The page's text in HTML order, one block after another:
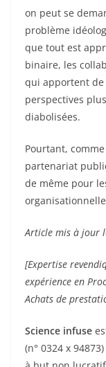
on peut se
problème
que tout est
binaire, les
qui apportent
perspectives
diabolisées.
Pourtant,
partenariat
de même pour
Article mis à jour
[Expertise
expérience en
Achats de
Science infuse
(n° 0324 x